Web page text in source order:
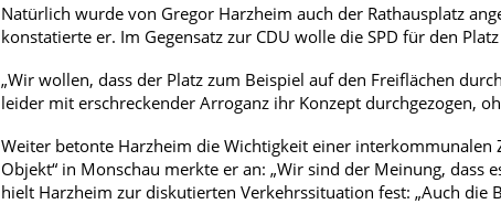
Natürlich wurde von Gregor Harzheim auch der Rathausplatz
konstatierte er. Im Gegensatz zur CDU wolle die SPD für den
„Wir wollen, dass der Platz zum Beispiel auf den Freiflächen
leider mit erschreckender Arroganz ihr Konzept durchgezogen,
Weiter betonte Harzheim die Wichtigkeit einer
Objekt“ in Monschau merkte er an: „Wir sind der Meinung, dass
hielt Harzheim zur diskutierten Verkehrssituation fest: „Auch die